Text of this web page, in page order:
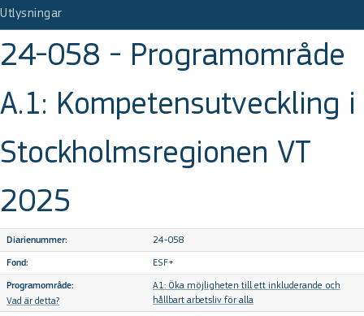
Utlysningar
24-058 - Programområde
A.1: Kompetensutveckling i
Stockholmsregionen VT
2025
Diarienummer: 24-058
Fond: ESF+
Programområde:
Vad är detta?
A1: Öka möjligheten till ett inkluderande och
hållbart arbetsliv för alla